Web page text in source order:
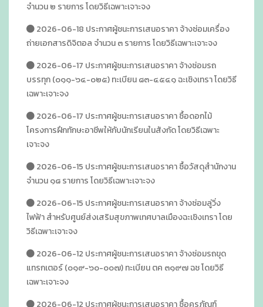
จำนวน ๒ รายการ โดยวิธีเฉพาะเจาะจง
2026-06-18 ประกาศผู้ชนะการเสนอราคา จ้างซ่อมเครื่อง
ถ่ายเอกสารดิจิตอล จำนวน ๓ รายการ โดยวิธีเฉพาะเจาะจง
2026-06-17 ประกาศผู้ชนะการเสนอราคา จ้างซ่อมรถ
บรรทุก (๐๑๑-๖๔-๐๒๕) ทะเบียน ๘๓-๔๕๔๑ ฉะเชิงเทรา โดยวิธี
เฉพาะเจาะจง
2026-06-17 ประกาศผู้ชนะการเสนอราคา ซื้อดอกไม้
โครงการฝึกทักษะอาชีพให้กับนักเรียนในสังกัด โดยวิธีเฉพาะ
เจาะจง
2026-06-15 ประกาศผู้ชนะการเสนอราคา ซื้อวัสดุสำนักงาน
จำนวน ๑๘ รายการ โดยวิธีเฉพาะเจาะจง
2026-06-15 ประกาศผู้ชนะการเสนอราคา จ้างซ่อมลู่วิ่ง
ไฟฟ้า สำหรับศูนย์ส่งเสริมสุขภาพเทศบาลเมืองฉะเชิงเทรา โดย
วิธีเฉพาะเจาะจง
2026-06-12 ประกาศผู้ชนะการเสนอราคา จ้างซ่อมรถขุด
แทรกเตอร์ (๐๑๙-๖๐-๐๐๗) ทะเบียน ตค ๓๑๙๗ ฉช โดยวิธี
เฉพาะเจาะจง
2026-06-12 ประกาศผู้ชนะการเสนอราคา ซื้อครุภัณฑ์